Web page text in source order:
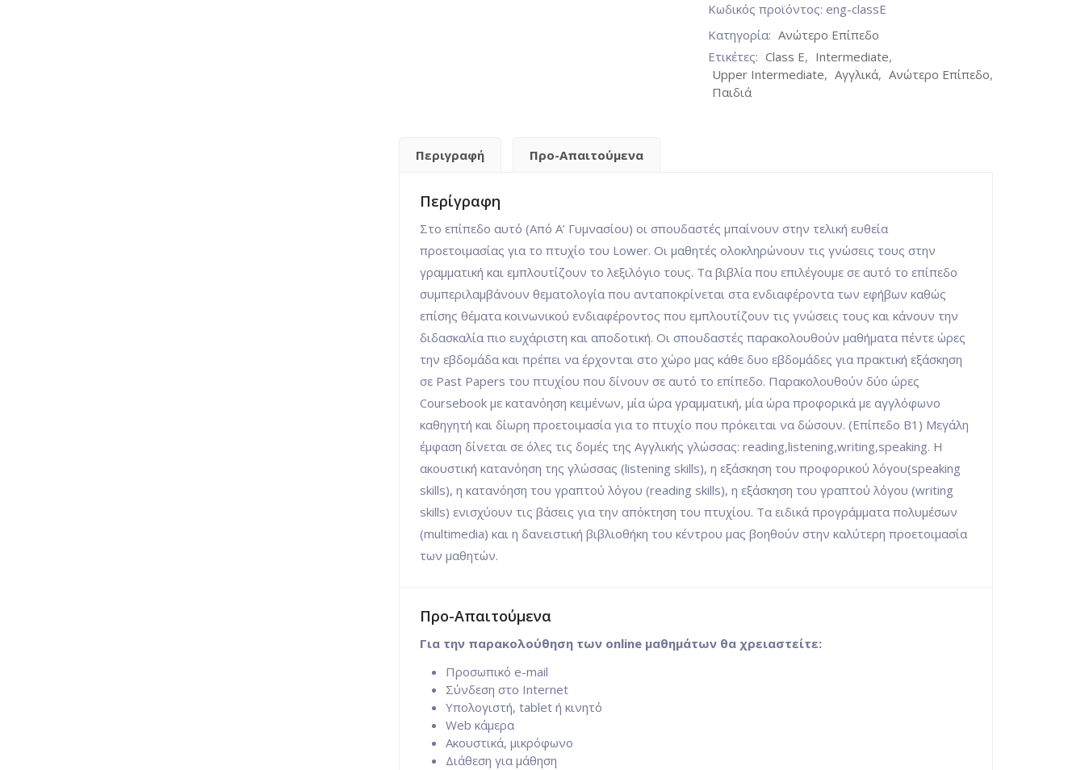
Κωδικός προϊόντος: eng-classE
Κατηγορία: Ανώτερο Επίπεδο
Ετικέτες: Class E, Intermediate,
Upper Intermediate, Αγγλικά, Ανώτερο Επίπεδο,
Παιδιά
Περιγραφή Προ-Απαιτούμενα
Περίγραφη
Στο επίπεδο αυτό (Από Α’ Γυμνασίου) οι σπουδαστές μπαίνουν στην τελική ευθεία
προετοιμασίας για το πτυχίο του Lower. Οι μαθητές ολοκληρώνουν τις γνώσεις τους στην
γραμματική και εμπλουτίζουν το λεξιλόγιο τους. Τα βιβλία που επιλέγουμε σε αυτό το επίπεδο
συμπεριλαμβάνουν θεματολογία που ανταποκρίνεται στα ενδιαφέροντα των εφήβων καθώς
επίσης θέματα κοινωνικού ενδιαφέροντος που εμπλουτίζουν τις γνώσεις τους και κάνουν την
διδασκαλία πιο ευχάριστη και αποδοτική. Οι σπουδαστές παρακολουθούν μαθήματα πέντε ώρες
την εβδομάδα και πρέπει να έρχονται στο χώρο μας κάθε δυο εβδομάδες για πρακτική εξάσκηση
σε Past Papers του πτυχίου που δίνουν σε αυτό το επίπεδο. Παρακολουθούν δύο ώρες
Coursebook με κατανόηση κειμένων, μία ώρα γραμματική, μία ώρα προφορικά με αγγλόφωνο
καθηγητή και δίωρη προετοιμασία για το πτυχίο που πρόκειται να δώσουν. (Επίπεδο Β1) Μεγάλη
έμφαση δίνεται σε όλες τις δομές της Αγγλικής γλώσσας: reading,listening,writing,speaking. Η
ακουστική κατανόηση της γλώσσας (listening skills), η εξάσκηση του προφορικού λόγου(speaking
skills), η κατανόηση του γραπτού λόγου (reading skills), η εξάσκηση του γραπτού λόγου (writing
skills) ενισχύουν τις βάσεις για την απόκτηση του πτυχίου. Τα ειδικά προγράμματα πολυμέσων
(multimedia) και η δανειστική βιβλιοθήκη του κέντρου μας βοηθούν στην καλύτερη προετοιμασία
των μαθητών.
Προ-Απαιτούμενα
Για την παρακολούθηση των online μαθημάτων θα χρειαστείτε:
Προσωπικό e-mail
Σύνδεση στο Internet
Υπολογιστή, tablet ή κινητό
Web κάμερα
Ακουστικά, μικρόφωνo
Διάθεση για μάθηση